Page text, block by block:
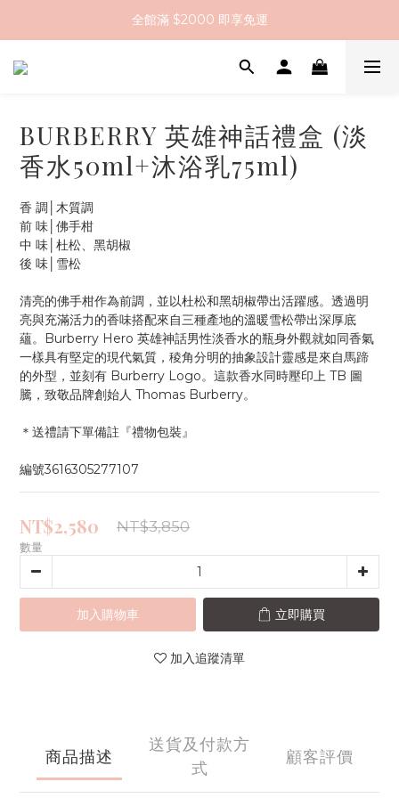
全館滿 $2000 即享免運
全館滿 $2000 即享免運
註冊會員送 $200 購物金
BURBERRY 英雄神話禮盒 (淡
香水50ml+沐浴乳75ml)
香 調│木質調
前 味│佛手柑
中 味│杜松、黑胡椒
後 味│雪松
清亮的佛手柑作為前調，並以杜松和黑胡椒帶出活躍感。透過明
亮與充滿活力的香味搭配來自三種產地的溫暖雪松帶出深厚底
蘊。Burberry Hero 英雄神話男性淡香水的瓶身外觀就如同香氣
一樣具有堅定的現代氣質，稜角分明的抽象設計靈感是來自馬蹄
的外型，並刻有 Burberry Logo。這款香水同時壓印上 TB 圖
騰，致敬品牌創始人 Thomas Burberry。
＊送禮請下單備註『禮物包裝』
編號3616305277107
NT$2,580 NT$3,850
數量
加入購物車 立即購買
加入追蹤清單
商品描述
送貨及付款方
式
顧客評價